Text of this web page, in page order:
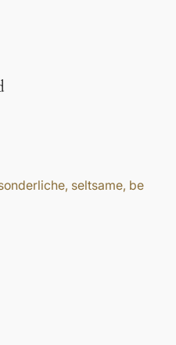
seltsame, be